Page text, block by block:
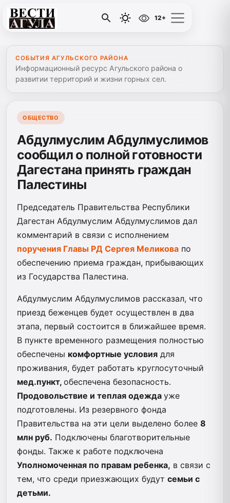
12+
СОБЫТИЯ АГУЛЬСКОГО РАЙОНА
Информационный ресурс Агульского района о
развитии территорий и жизни горных сел.
ОБЩЕСТВО
Абдулмуслим Абдулмуслимов
сообщил о полной готовности
Дагестана принять граждан
Палестины
Председатель Правительства Республики
Дагестан Абдулмуслим Абдулмуслимов дал
комментарий в связи с исполнением
поручения Главы РД Сергея Меликова по
обеспечению приема граждан, прибывающих
из Государства Палестина.
Абдулмуслим Абдулмуслимов рассказал, что
приезд беженцев будет осуществлен в два
этапа, первый состоится в ближайшее время.
В пункте временного размещения полностью
обеспечены комфортные условия для
проживания, будет работать круглосуточный
мед.пункт, обеспечена безопасность.
Продовольствие и теплая одежда уже
подготовлены. Из резервного фонда
Правительства на эти цели выделено более 8
млн руб. Подключены благотворительные
фонды. Также к работе подключена
Уполномоченная по правам ребенка, в связи с
тем, что среди приезжающих будут семьи с
детьми.